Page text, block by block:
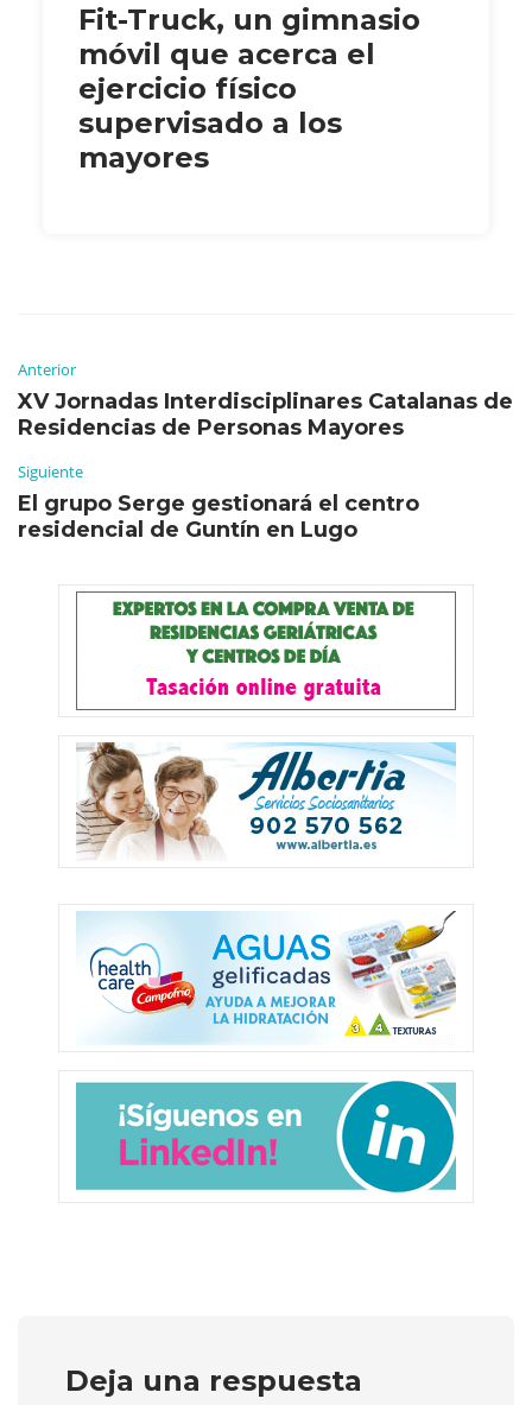
Fit-Truck, un gimnasio
móvil que acerca el
ejercicio físico
supervisado a los
mayores
Anterior
XV Jornadas Interdisciplinares Catalanas de
Residencias de Personas Mayores
Siguiente
El grupo Serge gestionará el centro
residencial de Guntín en Lugo
Deja una respuesta